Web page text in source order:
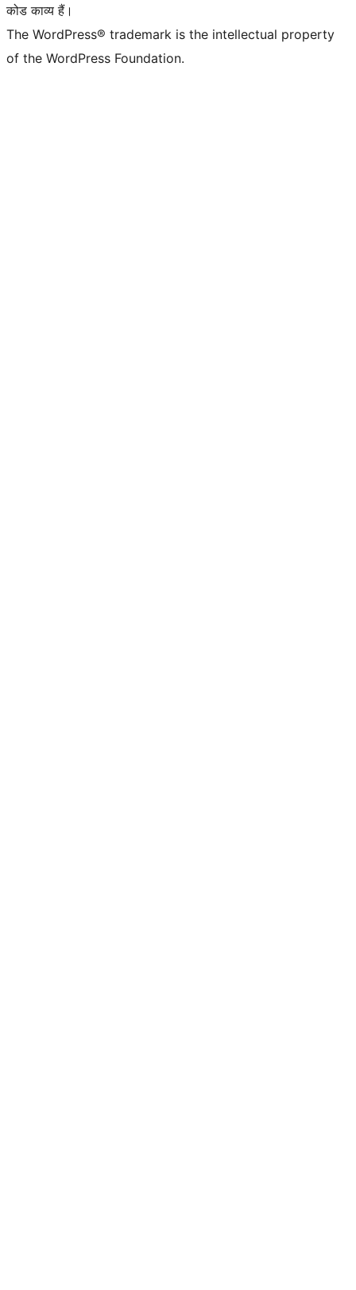
कोड काव्य हैं।
The WordPress® trademark is the intellectual property
of the WordPress Foundation.